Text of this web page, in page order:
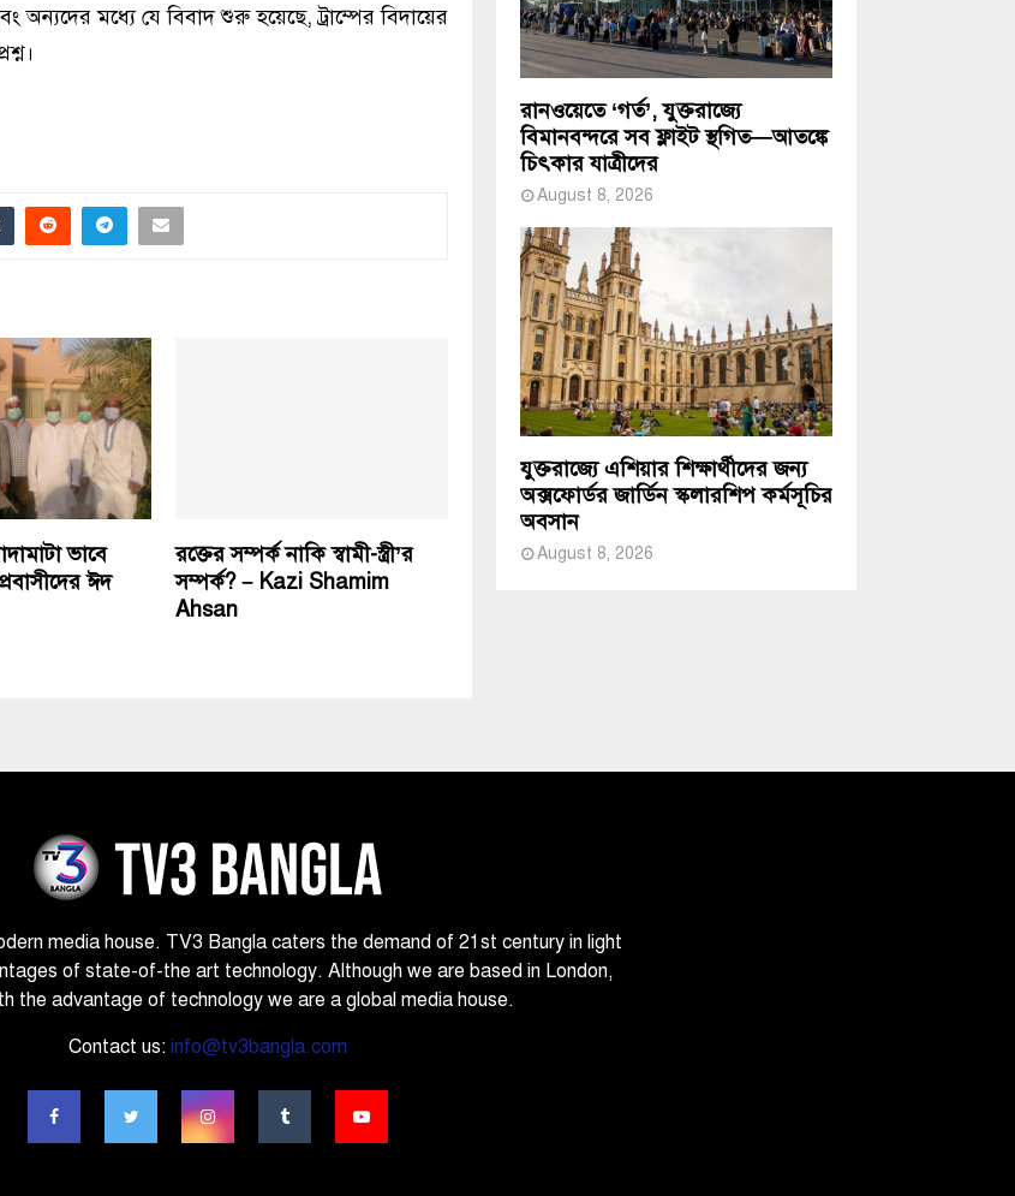
অন্যদের মধ্যে যে বিবাদ শুরু হয়েছে, ট্রাম্পের বিদায়ের
ভাবে
ঈদ
রক্তের সম্পর্ক নাকি স্বামী-স্ত্রী’র
সম্পর্ক? – Kazi Shamim
Ahsan
রানওয়েতে ‘গর্ত’, যুক্তরাজ্যে
বিমানবন্দরে সব ফ্লাইট স্থগিত—আতঙ্কে
চিৎকার যাত্রীদের
August 8, 2026
যুক্তরাজ্যে এশিয়ার শিক্ষার্থীদের জন্য
অক্সফোর্ডর জার্ডিন স্কলারশিপ কর্মসূচির
অবসান
August 8, 2026
media house. TV3 Bangla caters the demand of 21st century in light
of state-of-the art technology. Although we are based in London,
the advantage of technology we are a global media house.
Contact us: info@tv3bangla.com